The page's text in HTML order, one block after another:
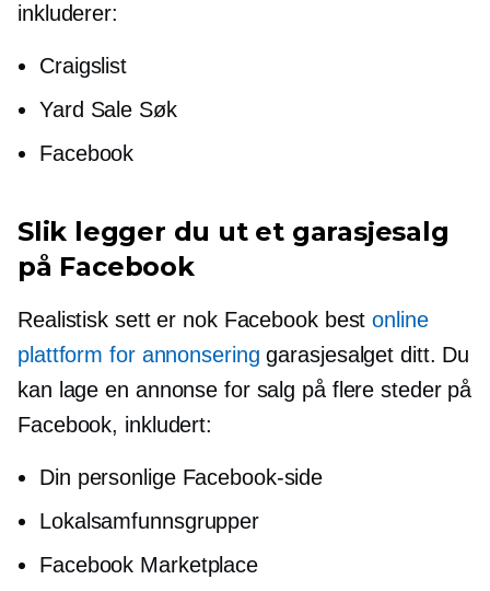
inkluderer:
Craigslist
Yard Sale Søk
Facebook
Slik legger du ut et garasjesalg
på Facebook
Realistisk sett er nok Facebook bestonline
plattform for annonsering garasjesalget ditt. Du
kan lage en annonse for salg på flere steder på
Facebook, inkludert:
Din personlige Facebook-side
Lokalsamfunnsgrupper
Facebook Marketplace